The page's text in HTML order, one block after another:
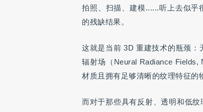
拍照、扫描、建模......听上去似乎
的残缺结果。
这就是当前 3D 重建技术的瓶颈
辐射场（Neural Radiance Fields,
材质且拥有足够清晰的纹理特征的
而对于那些具有反射、透明和低